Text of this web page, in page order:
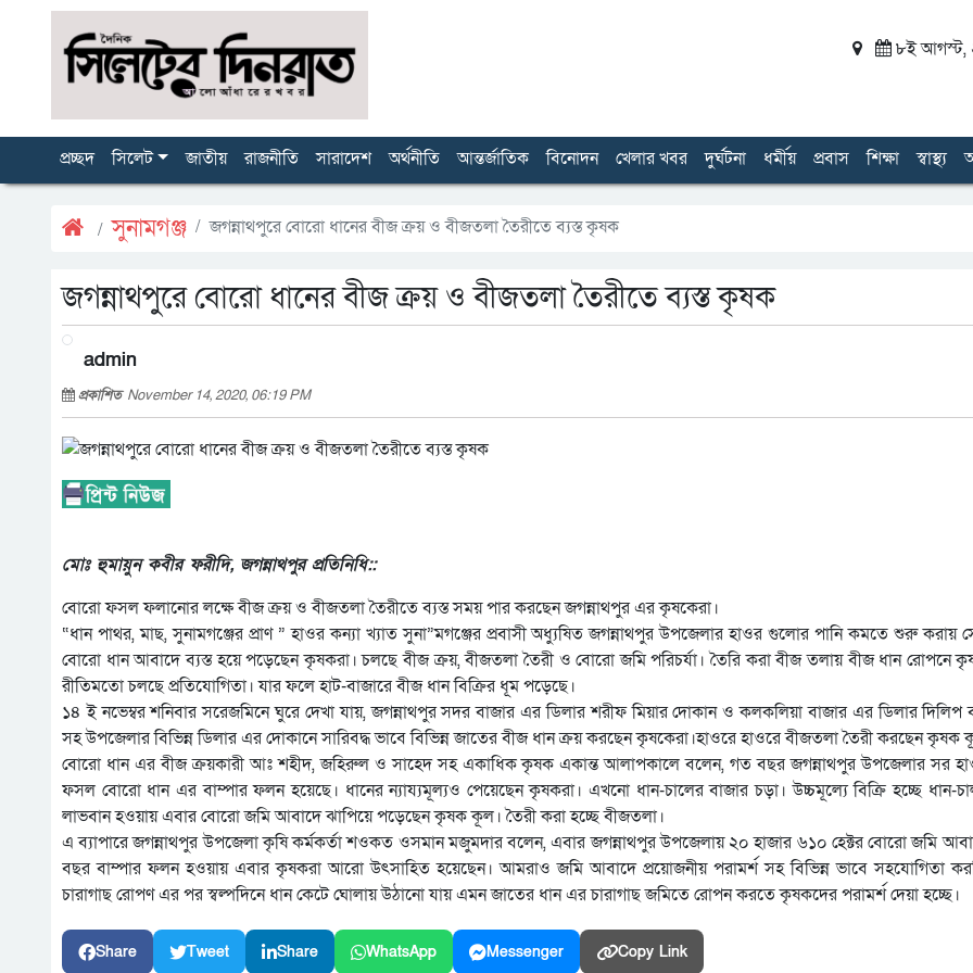
৮ই আগস্ট,
প্রচ্ছদ সিলেট জাতীয় রাজনীতি সারাদেশ অর্থনীতি আন্তর্জাতিক বিনোদন খেলার খবর দুর্ঘটনা ধর্মীয় প্রবাস শিক্ষা স্বাস্থ্য
সুনামগঞ্জ জগন্নাথপুরে বোরো ধানের বীজ ক্রয় ও বীজতলা তৈরীতে ব্যস্ত কৃষক
জগন্নাথপুরে বোরো ধানের বীজ ক্রয় ও বীজতলা তৈরীতে ব্যস্ত কৃষক
admin
প্রকাশিত November 14, 2020, 06:19 PM
মোঃ হুমায়ুন কবীর ফরীদি, জগন্নাথপুর প্রতিনিধি::
বোরো ফসল ফলানোর লক্ষে বীজ ক্রয় ও বীজতলা তৈরীতে ব্যস্ত সময় পার করছেন জগন্নাথপুর এর কৃষকেরা।
“ধান পাথর, মাছ, সুনামগঞ্জের প্রাণ ” হাওর কন্যা খ্যাত সুনা”মগঞ্জের প্রবাসী অধ্যুষিত জগন্নাথপুর উপজেলার হাওর গুলোর পানি কমতে শুরু করায়
বোরো ধান আবাদে ব্যস্ত হয়ে পড়েছেন কৃষকরা। চলছে বীজ ক্রয়, বীজতলা তৈরী ও বোরো জমি পরিচর্যা। তৈরি করা বীজ তলায় বীজ ধান রোপনে
রীতিমতো চলছে প্রতিযোগিতা। যার ফলে হাট-বাজারে বীজ ধান বিক্রির ধূম পড়েছে।
১৪ ই নভেম্বর শনিবার সরেজমিনে ঘুরে দেখা যায়, জগন্নাথপুর সদর বাজার এর ডিলার শরীফ মিয়ার দোকান ও কলকলিয়া বাজার এর ডিলার দিলিপ
সহ উপজেলার বিভিন্ন ডিলার এর দোকানে সারিবদ্ধ ভাবে বিভিন্ন জাতের বীজ ধান ক্রয় করছেন কৃষকেরা।হাওরে হাওরে বীজতলা তৈরী করছেন কৃষক
বোরো ধান এর বীজ ক্রয়কারী আঃ শহীদ, জহিরুল ও সাহেদ সহ একাধিক কৃষক একান্ত আলাপকালে বলেন, গত বছর জগন্নাথপুর উপজেলার সর
ফসল বোরো ধান এর বাম্পার ফলন হয়েছে। ধানের ন্যায্যমূল্যও পেয়েছেন কৃষকরা। এখনো ধান-চালের বাজার চড়া। উচ্চমূল্যে বিক্রি হচ্ছে ধান-
লাভবান হওয়ায় এবার বোরো জমি আবাদে ঝাপিয়ে পড়েছেন কৃষক কূল। তৈরী করা হচ্ছে বীজতলা।
এ ব্যাপারে জগন্নাথপুর উপজেলা কৃষি কর্মকর্তা শওকত ওসমান মজুমদার বলেন, এবার জগন্নাথপুর উপজেলায় ২০ হাজার ৬১০ হেক্টর বোরো জমি
বছর বাম্পার ফলন হওয়ায় এবার কৃষকরা আরো উৎসাহিত হয়েছেন। আমরাও জমি আবাদে প্রয়োজনীয় পরামর্শ সহ বিভিন্ন ভাবে সহযোগিতা
চারাগাছ রোপণ এর পর স্বল্পদিনে ধান কেটে ঘোলায় উঠানো যায় এমন জাতের ধান এর চারাগাছ জমিতে রোপন করতে কৃষকদের পরামর্শ দেয়া হচ্ছে।
Share Tweet Share WhatsApp Messenger Copy Link